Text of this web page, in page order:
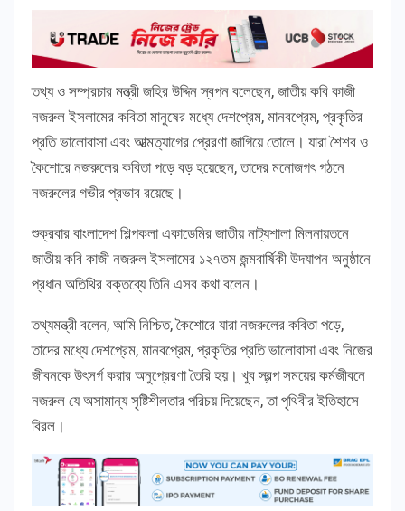
তথ্য ও সম্প্রচার মন্ত্রী জহির উদ্দিন স্বপন বলেছেন, জাতীয় কবি কাজী
নজরুল ইসলামের কবিতা মানুষের মধ্যে দেশপ্রেম, মানবপ্রেম, প্রকৃতির
প্রতি ভালোবাসা এবং আত্মত্যাগের প্রেরণা জাগিয়ে তোলে। যারা শৈশব ও
কৈশোরে নজরুলের কবিতা পড়ে বড় হয়েছেন, তাদের মনোজগৎ গঠনে
নজরুলের গভীর প্রভাব রয়েছে।
শুক্রবার বাংলাদেশ শিল্পকলা একাডেমির জাতীয় নাট্যশালা মিলনায়তনে
জাতীয় কবি কাজী নজরুল ইসলামের ১২৭তম জন্মবার্ষিকী উদযাপন অনুষ্ঠানে
প্রধান অতিথির বক্তব্যে তিনি এসব কথা বলেন।
তথ্যমন্ত্রী বলেন, আমি নিশ্চিত, কৈশোরে যারা নজরুলের কবিতা পড়ে,
তাদের মধ্যে দেশপ্রেম, মানবপ্রেম, প্রকৃতির প্রতি ভালোবাসা এবং নিজের
জীবনকে উৎসর্গ করার অনুপ্রেরণা তৈরি হয়। খুব স্বল্প সময়ের কর্মজীবনে
নজরুল যে অসামান্য সৃষ্টিশীলতার পরিচয় দিয়েছেন, তা পৃথিবীর ইতিহাসে
বিরল।